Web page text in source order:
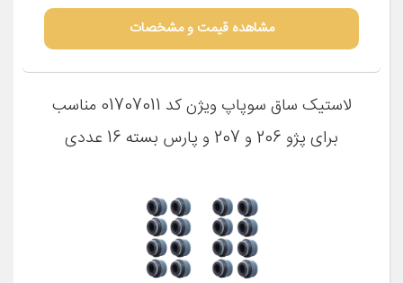
مشاهده قیمت و مشخصات
لاستیک ساق سوپاپ ویژن کد 01707011 مناسب
برای پژو 206 و 207 و پارس بسته 16 عددی